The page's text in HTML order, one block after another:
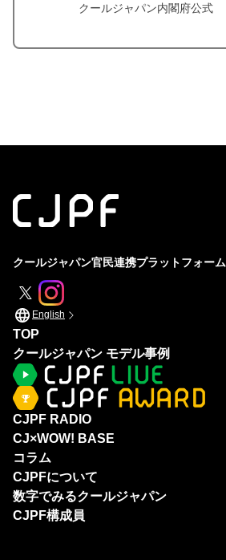
クールジャパン内閣府公式
クールジャパン官民連携プラットフォーム
English
TOP
クールジャパン モデル事例
CJPF RADIO
CJ×WOW! BASE
コラム
CJPFについて
数字でみるクールジャパン
CJPF構成員